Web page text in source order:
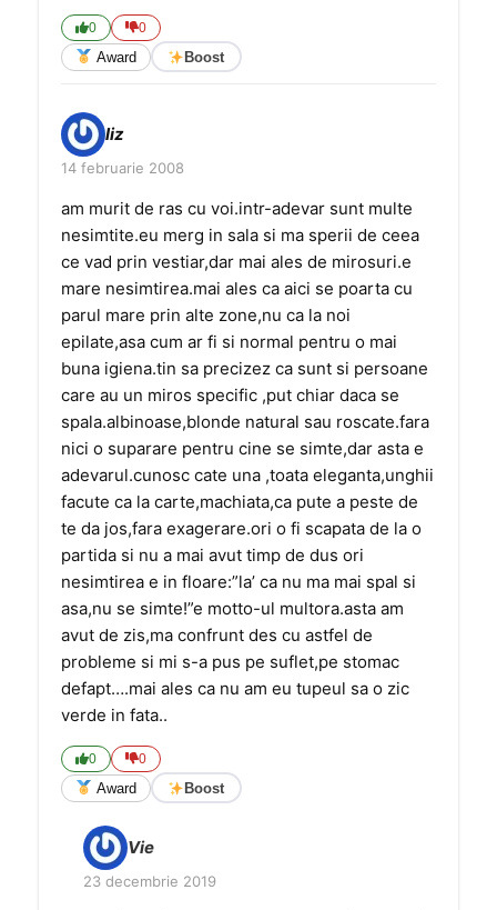
0 0
Award Boost
liz
14 februarie 2008
am murit de ras cu voi.intr-adevar sunt multe
nesimtite.eu merg in sala si ma sperii de ceea
ce vad prin vestiar,dar mai ales de mirosuri.e
mare nesimtirea.mai ales ca aici se poarta cu
parul mare prin alte zone,nu ca la noi
epilate,asa cum ar fi si normal pentru o mai
buna igiena.tin sa precizez ca sunt si persoane
care au un miros specific ,put chiar daca se
spala.albinoase,blonde natural sau roscate.fara
nici o suparare pentru cine se simte,dar asta e
adevarul.cunosc cate una ,toata eleganta,unghii
facute ca la carte,machiata,ca pute a peste de
te da jos,fara exagerare.ori o fi scapata de la o
partida si nu a mai avut timp de dus ori
nesimtirea e in floare:”la’ ca nu ma mai spal si
asa,nu se simte!”e motto-ul multora.asta am
avut de zis,ma confrunt des cu astfel de
probleme si mi s-a pus pe suflet,pe stomac
defapt….mai ales ca nu am eu tupeul sa o zic
verde in fata..
0 0
Award Boost
Vie
23 decembrie 2019